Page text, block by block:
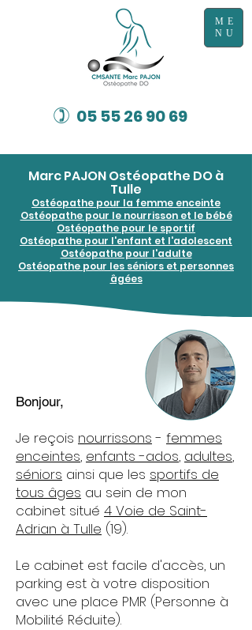
ME
NU
) 05 55 26 90 69
Marc PAJON Ostéopathe DO à
Tulle
Ostéopathe pour la femme enceinte
Ostéopathe pour le nourrisson et le bébé
Ostéopathe pour le sportif
Ostéopathe pour l'enfant et l'adolescent
Ostéopathe pour l'adulte
Ostéopathe pour les séniors et personnes
âgées
Bonjour,
Je reçois nourrissons - femmes
enceintes, enfants -ados, adultes,
séniors ainsi que les sportifs de
tous âges au sein de mon
cabinet situé 4 Voie de Saint-
Adrian à Tulle (19).
Le cabinet est facile d'accès, un
parking est à votre disposition
avec une place PMR (Personne à
Mobilité Réduite).